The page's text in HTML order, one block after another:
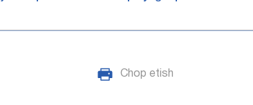
Chop etish